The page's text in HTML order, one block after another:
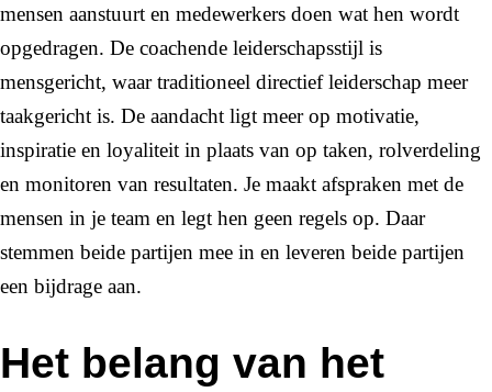
mensen aanstuurt en medewerkers doen wat hen wordt
opgedragen. De coachende leiderschapsstijl is
mensgericht, waar traditioneel directief leiderschap meer
taakgericht is. De aandacht ligt meer op motivatie,
inspiratie en loyaliteit in plaats van op taken, rolverdeling
en monitoren van resultaten. Je maakt afspraken met de
mensen in je team en legt hen geen regels op. Daar
stemmen beide partijen mee in en leveren beide partijen
een bijdrage aan.
Het belang van het